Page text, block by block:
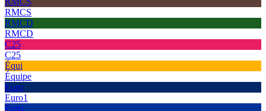
RMCS
RMCD
RMCD
C25
C25
Équi
Équipe
Euro
Euro1
Euro